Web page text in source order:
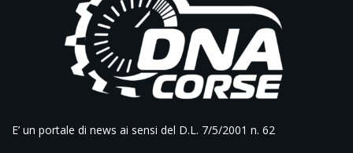
E’ un portale di news ai sensi del D.L. 7/5/2001 n. 62